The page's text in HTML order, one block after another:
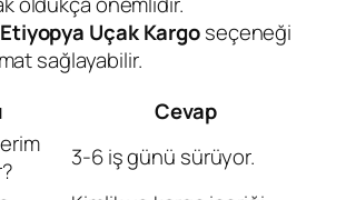
Etiyopya Uçak Kargoseçeneği
sağlayabilir.
Cevap
3-6 iş günü sürüyor.